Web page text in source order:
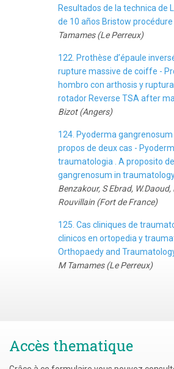
Resultados de la technica de
de 10 años Bristow
Tamames (Le Perreux)
122. Prothèse d’épaule
rupture massive de coiffe -
hombro con arthosis y
rotador Reverse TSA after
Bizot (Angers)
124. Pyoderma
propos de deux cas -
traumatologia . A proposito
gangrenosum in
Benzakour, S Ebrad, W.Daoud,
Rouvillain (Fort de France)
125. Cas cliniques de
clinicos en ortopedia y
Orthopaedy and
M Tamames (Le Perreux)
Accès thematique